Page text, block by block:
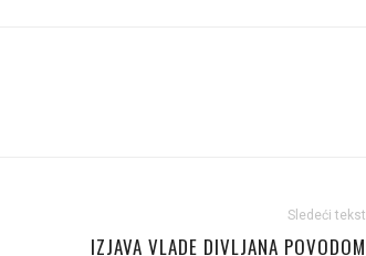
Sledeći tekst
IZJAVA VLADE DIVLJANA POVODOM